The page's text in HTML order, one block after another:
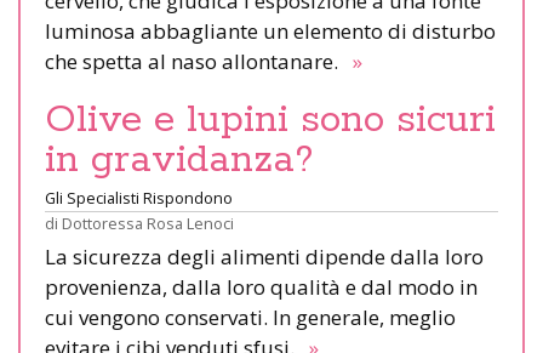
luminosa abbagliante un elemento di disturbo
che spetta al naso allontanare. »
Olive e lupini sono sicuri
in gravidanza?
Gli Specialisti Rispondono
di Dottoressa Rosa Lenoci
La sicurezza degli alimenti dipende dalla loro
provenienza, dalla loro qualità e dal modo in
cui vengono conservati. In generale, meglio